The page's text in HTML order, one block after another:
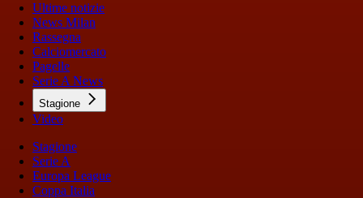
Ultime notizie
News Milan
Rassegna
Calciomercato
Pagelle
Serie A News
Stagione
Video
Stagione
Serie A
Europa League
Coppa Italia